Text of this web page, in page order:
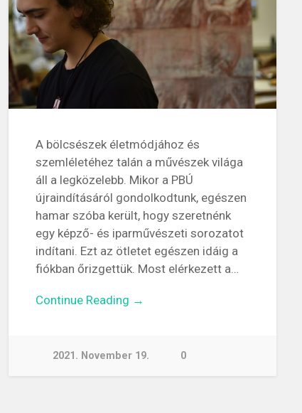
A bölcsészek életmódjához és
szemléletéhez talán a művészek világa
áll a legközelebb. Mikor a PBÚ
újraindításáról gondolkodtunk, egészen
hamar szóba került, hogy szeretnénk
egy képző- és iparművészeti sorozatot
indítani. Ezt az ötletet egészen idáig a
fiókban őrizgettük. Most elérkezett a…
Continue Reading →
2021. November 19. 0